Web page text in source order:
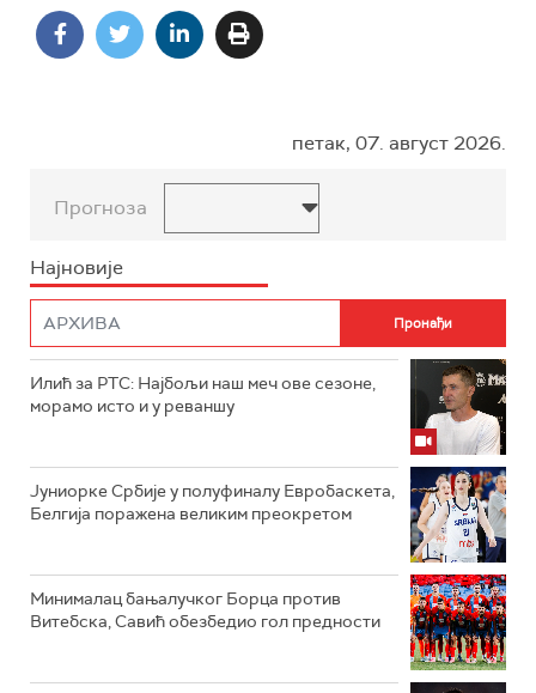
петак, 07. август 2026.
Прогноза
Најновије
Илић за РТС: Најбољи наш меч ове сезоне,
морамо исто и у реваншу
Јуниорке Србије у полуфиналу Евробаскета,
Белгија поражена великим преокретом
Минималац бањалучког Борца против
Витебска, Савић обезбедио гол предности